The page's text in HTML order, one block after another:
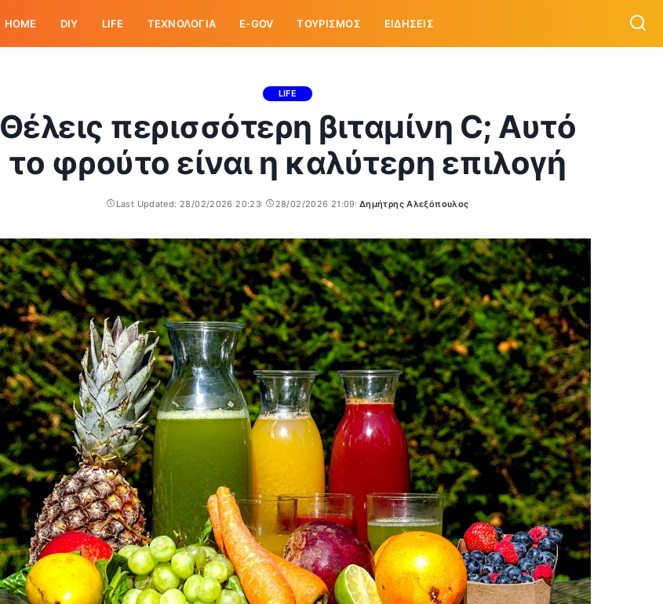
HOME DIY LIFE ΤΕΧΝΟΛΟΓΙΑ E-GOV ΤΟΥΡΙΣΜΟΣ ΕΙΔΗΣΕΙΣ
LIFE
Θέλεις περισσότερη βιταμίνη C; Αυτό
το φρούτο είναι η καλύτερη επιλογή
Last Updated: 28/02/2026 20:23 28/02/2026 21:09
Posted
Δημήτρης Αλεξόπουλος